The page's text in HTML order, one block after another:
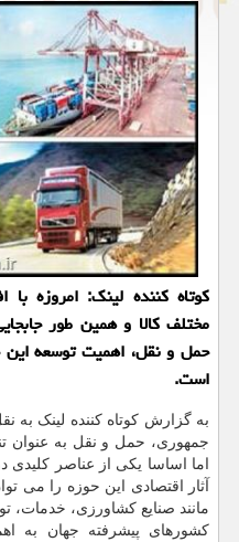
کوتاه کننده لینک: امروزه با
مختلف کالا و همین طور
حمل و نقل، اهمیت توسعه
است.
به گزارش کوتاه کننده لینک به
جمهوری، حمل و نقل به عنوان
اما اساسا یکی از عناصر
آثار اقتصادی این حوزه را می
مانند صنایع کشاورزی، خدمات،
کشورهای پیشرفته جهان به